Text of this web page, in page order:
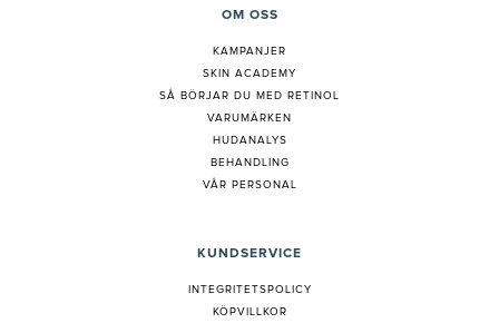
OM OSS
KAMPANJER
SKIN ACADEMY
SÅ BÖRJAR DU MED RETINOL
VARUMÄRKEN
HUDANALYS
BEHANDLING
VÅR PERSONAL
KUNDSERVICE
INTEGRITETSPOLICY
KÖPVILLKOR